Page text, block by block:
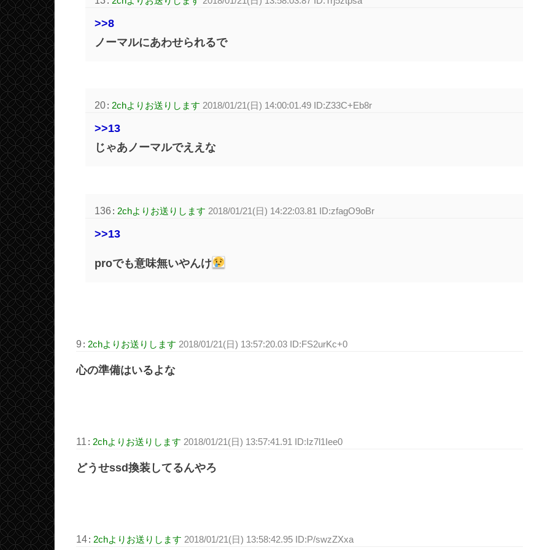
>>8
ノーマルにあわせられるで
20: 2chよりお送りします 2018/01/21(日) 14:00:01.49 ID:Z33C+Eb8r
>>13
じゃあノーマルでええな
136 : 2chよりお送りします 2018/01/21(日) 14:22:03.81 ID:zfagO9oBr
>>13
proでも意味無いやんけ
9 : 2chよりお送りします 2018/01/21(日) 13:57:20.03 ID:FS2urKc+0
心の準備はいるよな
11 : 2chよりお送りします 2018/01/21(日) 13:57:41.91 ID:Iz7l1Iee0
どうせssd換装してるんやろ
14: 2chよりお送りします 2018/01/21(日) 13:58:42.95 ID:P/swzZXxa